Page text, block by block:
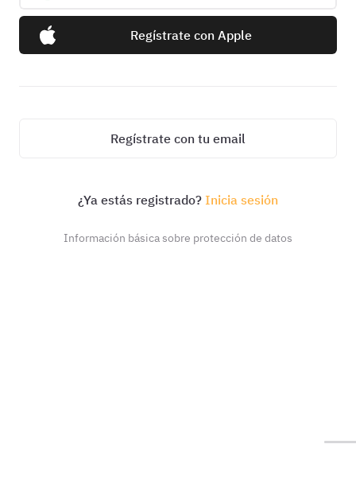
Regístrate con Apple
Regístrate con tu email
¿Ya estás registrado? Inicia sesión
Información básica sobre protección de datos